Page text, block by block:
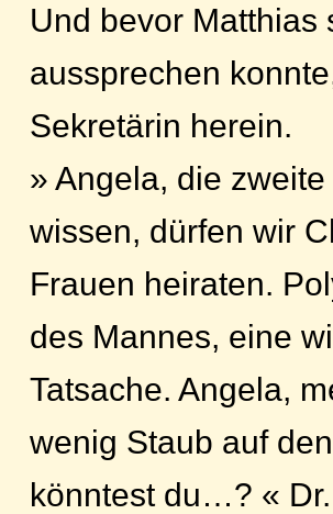
Und bevor Matthias
aussprechen
Sekretärin herein.
» Angela, die
wissen, dürfen wir
Frauen heiraten.
des Mannes, eine
Tatsache. Angela,
wenig Staub auf
könntest du…? «